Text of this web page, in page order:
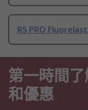
RS PRO
第一時間
和優惠